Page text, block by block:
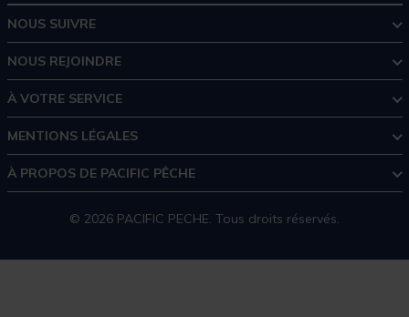
NOUS SUIVRE
NOUS REJOINDRE
À VOTRE SERVICE
MENTIONS LÉGALES
À PROPOS DE PACIFIC PÊCHE
© 2026 PACIFIC PECHE. Tous droits réservés.